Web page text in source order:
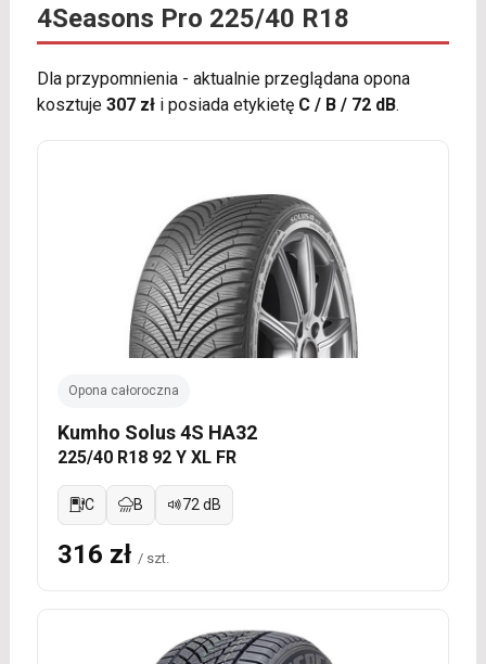
4Seasons Pro 225/40 R18
Dla przypomnienia - aktualnie przeglądana opona
kosztuje 307 złi posiada etykietę C / B / 72 dB.
Opona całoroczna
Kumho Solus 4S HA32
225/40 R18 92 Y XL FR
C B 72 dB
316 zł / szt.